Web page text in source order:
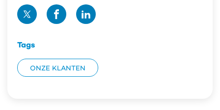
Deel
op
Deel
op
Deel
op
Tags
ONZE KLANTEN